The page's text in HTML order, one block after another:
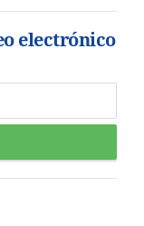
electrónico